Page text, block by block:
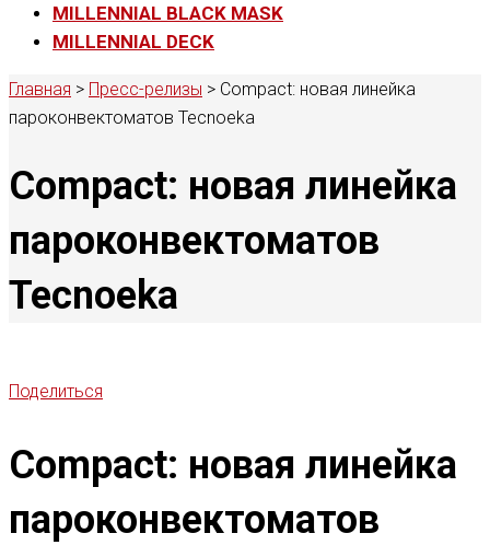
MILLENNIAL BLACK MASK
MILLENNIAL DECK
Главная > Пресс-релизы > Compact: новая линейка
пароконвектоматов Tecnoeka
Compact: новая линейка
пароконвектоматов
Tecnoeka
Поделиться
Compact: новая линейка
пароконвектоматов